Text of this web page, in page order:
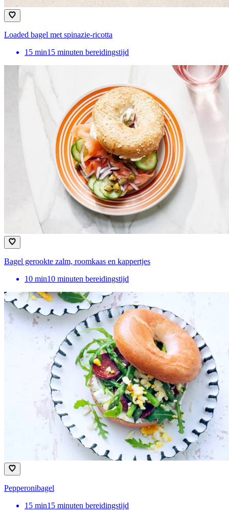
Loaded bagel met spinazie-ricotta
15 min15 minuten bereidingstijd
Bagel gerookte zalm, roomkaas en kappertjes
10 min10 minuten bereidingstijd
Pepperonibagel
15 min15 minuten bereidingstijd